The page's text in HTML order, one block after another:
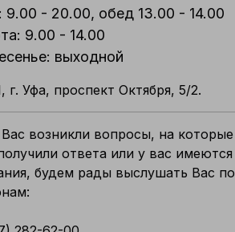
9.00 - 20.00, обед 13.00 - 14.00
9.00 - 14.00
выходной
г. Уфа, проспект Октября, 5/2.
возникли вопросы, на которые
ответа или у вас имеются
будем рады выслушать Вас по